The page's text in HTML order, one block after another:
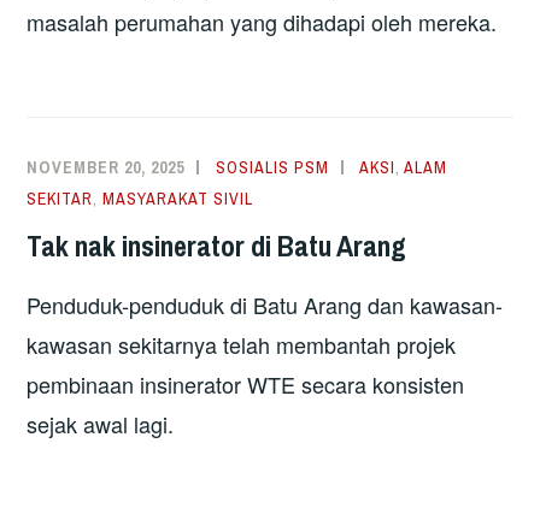
masalah perumahan yang dihadapi oleh mereka.
NOVEMBER 20, 2025 SOSIALIS PSM AKSI,ALAM
SEKITAR,MASYARAKAT SIVIL
Tak nak insinerator di Batu Arang
Penduduk-penduduk di Batu Arang dan kawasan-
kawasan sekitarnya telah membantah projek
pembinaan insinerator WTE secara konsisten
sejak awal lagi.